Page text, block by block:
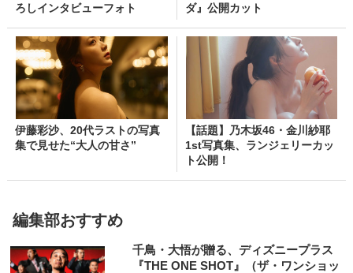
ろしインタビューフォト
ダ』公開カット
伊藤彩沙、20代ラストの写真
集で見せた“大人の甘さ”
【話題】乃木坂46・金川紗耶
1st写真集、ランジェリーカッ
ト公開！
編集部おすすめ
千鳥・大悟が贈る、ディズニープラス
『THE ONE SHOT』（ザ・ワンショッ